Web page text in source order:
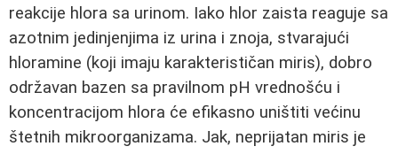
reakcije hlora sa urinom. Iako hlor zaista reaguje sa
azotnim jedinjenjima iz urina i znoja, stvarajući
hloramine (koji imaju karakterističan miris), dobro
održavan bazen sa pravilnom pH vrednošću i
koncentracijom hlora će efikasno uništiti većinu
štetnih mikroorganizama. Jak, neprijatan miris je